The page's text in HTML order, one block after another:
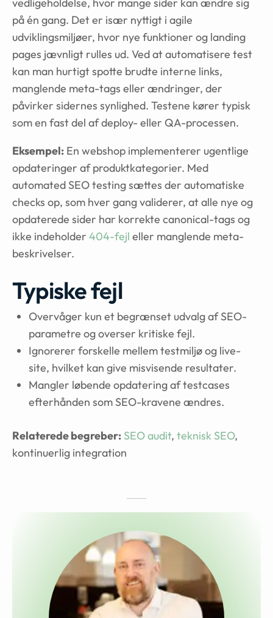
på én gang. Det er især nyttigt i agile
udviklingsmiljøer, hvor nye funktioner og landing
pages jævnligt rulles ud. Ved at automatisere test
kan man hurtigt spotte brudte interne links,
manglende meta-tags eller ændringer, der
påvirker sidernes synlighed. Testene kører typisk
som en fast del af deploy- eller QA-processen.
Eksempel: En webshop implementerer ugentlige
opdateringer af produktkategorier. Med
automated SEO testing sættes der automatiske
checks op, som hver gang validerer, at alle nye og
opdaterede sider har korrekte canonical-tags og
ikke indeholder 404-fejl eller manglende meta-
beskrivelser.
Typiske fejl
Overvåger kun et begrænset udvalg af SEO-
parametre og overser kritiske fejl.
Ignorerer forskelle mellem testmiljø og live-
site, hvilket kan give misvisende resultater.
Mangler løbende opdatering af testcases
efterhånden som SEO-kravene ændres.
Relaterede begreber: SEO audit, teknisk SEO,
kontinuerlig integration